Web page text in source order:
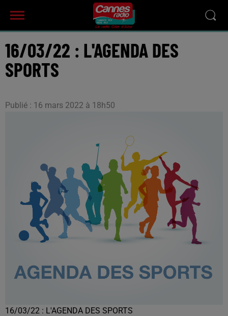
16/03/22 : L'AGENDA DES
SPORTS
Publié : 16 mars 2022 à 18h50
16/03/22 : L'AGENDA DES SPORTS